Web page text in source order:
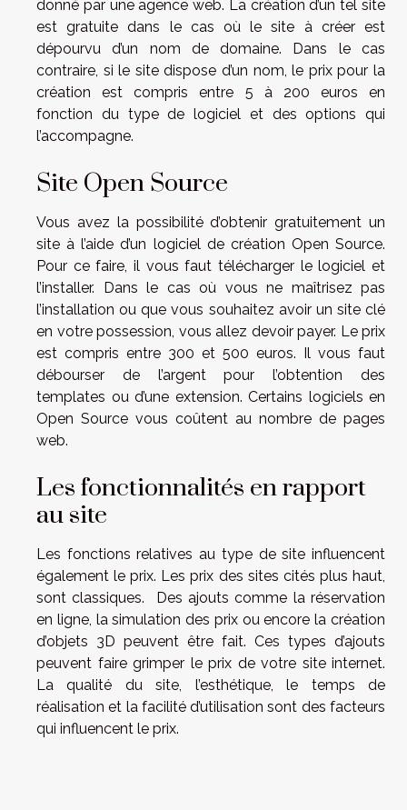
donné par une agence web. La création d’un tel site
est gratuite dans le cas où le site à créer est
dépourvu d’un nom de domaine. Dans le cas
contraire, si le site dispose d’un nom, le prix pour la
création est compris entre 5 à 200 euros en
fonction du type de logiciel et des options qui
l’accompagne.
Site Open Source
Vous avez la possibilité d’obtenir gratuitement un
site à l’aide d’un logiciel de création Open Source.
Pour ce faire, il vous faut télécharger le logiciel et
l’installer. Dans le cas où vous ne maîtrisez pas
l’installation ou que vous souhaitez avoir un site clé
en votre possession, vous allez devoir payer. Le prix
est compris entre 300 et 500 euros. Il vous faut
débourser de l’argent pour l’obtention des
templates ou d’une extension. Certains logiciels en
Open Source vous coûtent au nombre de pages
web.
Les fonctionnalités en rapport
au site
Les fonctions relatives au type de site influencent
également le prix. Les prix des sites cités plus haut,
sont classiques. Des ajouts comme la réservation
en ligne, la simulation des prix ou encore la création
d’objets 3D peuvent être fait. Ces types d’ajouts
peuvent faire grimper le prix de votre site internet.
La qualité du site, l’esthétique, le temps de
réalisation et la facilité d’utilisation sont des facteurs
qui influencent le prix.